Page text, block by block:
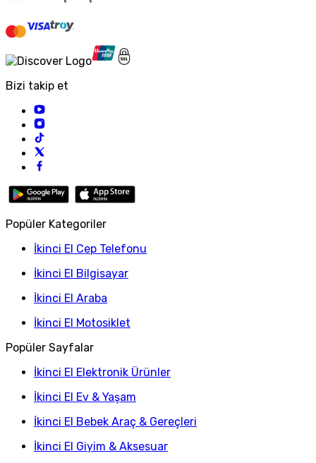
Bizi takip et
Popüler Kategoriler
İkinci El Cep Telefonu
İkinci El Bilgisayar
İkinci El Araba
İkinci El Motosiklet
Popüler Sayfalar
İkinci El Elektronik Ürünler
İkinci El Ev & Yaşam
İkinci El Bebek Araç & Gereçleri
İkinci El Giyim & Aksesuar